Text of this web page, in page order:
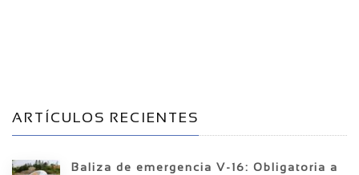
ARTÍCULOS RECIENTES
Baliza de emergencia V-16: Obligatoria a